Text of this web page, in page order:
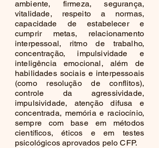
éticos da profissão. O inciso III reforça
que o laudo deve considerar a
específica que originou a avaliação, os
procedimentos utilizados e o
técnico-científico do psicólogo. Esse
raciocínio deve estar embasado
teoricamente e tecnicamente,
apresentando conclusões e
recomendações que levem em conta a
natureza dinâmica e não cristalizada
objeto de estudo, ou seja, o ser
em sua complexidade e singularidade.
totalmente remota ONLINE.
ambiente, firmeza, segurança,
vitalidade, respeito a normas,
capacidade de estabelecer e
cumprir metas, relacionamento
interpessoal, ritmo de trabalho,
concentração, impulsividade e
inteligência emocional, além de
habilidades sociais e interpessoais
(como resolução de conflitos),
controle da agressividade,
impulsividade, atenção difusa e
concentrada, memória e raciocínio,
sempre com base em métodos
científicos, éticos e em testes
psicológicos aprovados pelo CFP.